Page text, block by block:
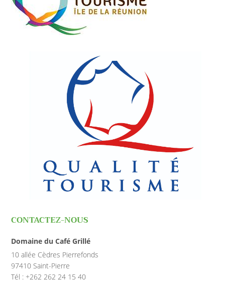
CONTACTEZ-NOUS
Domaine du Café Grillé
10 allée Cèdres Pierrefonds
97410 Saint-Pierre
Tél : +262 262 24 15 40